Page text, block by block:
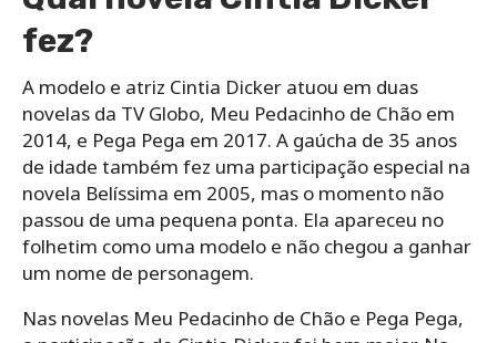
fez?
A modelo e atriz Cintia Dicker atuou em duas
novelas da TV Globo, Meu Pedacinho de Chão em
2014, e Pega Pega em 2017. A gaúcha de 35 anos
de idade também fez uma participação especial na
novela Belíssima em 2005, mas o momento não
passou de uma pequena ponta. Ela apareceu no
folhetim como uma modelo e não chegou a ganhar
um nome de personagem.
Nas novelas Meu Pedacinho de Chão e Pega Pega,